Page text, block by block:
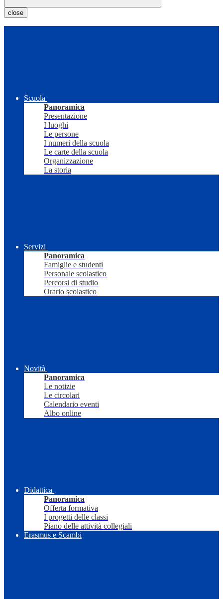
close
Scuola
Panoramica
Presentazione
I luoghi
Le persone
I numeri della scuola
Le carte della scuola
Organizzazione
La storia
Servizi
Panoramica
Famiglie e studenti
Personale scolastico
Percorsi di studio
Orario scolastico
Novità
Panoramica
Le notizie
Le circolari
Calendario eventi
Albo online
Didattica
Panoramica
Offerta formativa
I progetti delle classi
Piano delle attività collegiali
Erasmus e Scambi